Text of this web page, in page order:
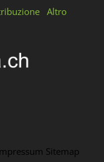
Altro
Sitemap